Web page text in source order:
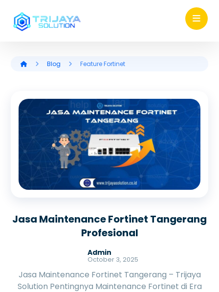
Blog Feature Fortinet
Jasa Maintenance Fortinet Tangerang
Profesional
Admin
October 3, 2025
Jasa Maintenance Fortinet Tangerang – Trijaya
Solution Pentingnya Maintenance Fortinet di Era